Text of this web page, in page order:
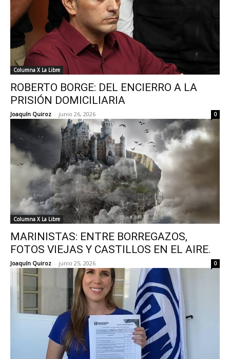
Columna X La Libre
ROBERTO BORGE: DEL ENCIERRO A LA
PRISIÓN DOMICILIARIA
Joaquín Quiroz - junio 26, 2026 0
Columna X La Libre
MARINISTAS: ENTRE BORREGAZOS,
FOTOS VIEJAS Y CASTILLOS EN EL AIRE.
Joaquín Quiroz - junio 25, 2026 0